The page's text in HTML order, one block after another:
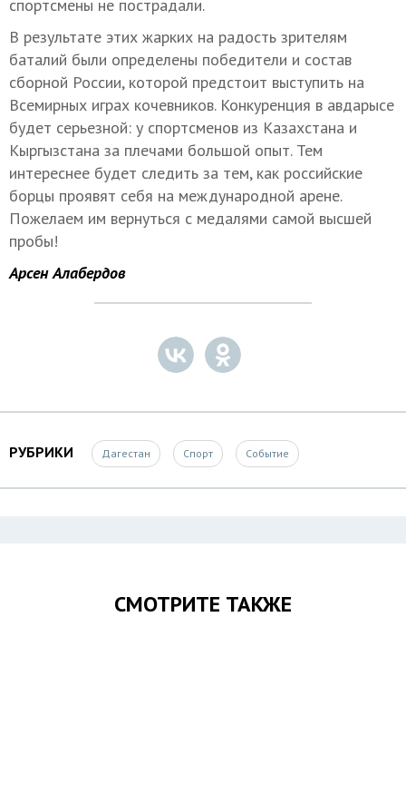
спортсмены не пострадали.
В результате этих жарких на радость зрителям
баталий были определены победители и состав
сборной России, которой предстоит выступить на
Всемирных играх кочевников. Конкуренция в авдарысе
будет серьезной: у спортсменов из Казахстана и
Кыргызстана за плечами большой опыт. Тем
интереснее будет следить за тем, как российские
борцы проявят себя на международной арене.
Пожелаем им вернуться с медалями самой высшей
пробы!
Арсен Алабердов
РУБРИКИ Дагестан Спорт Событие
СМОТРИТЕ ТАКЖЕ